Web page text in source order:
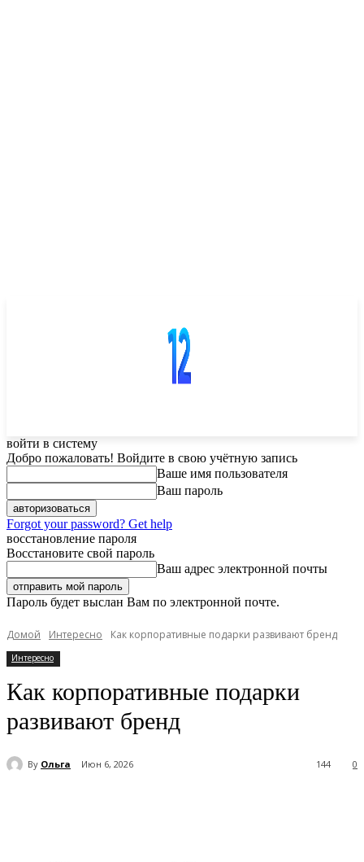
войти в систему
Добро пожаловать! Войдите в свою учётную запись
Ваше имя пользователя
Ваш пароль
Forgot your password? Get help
восстановление пароля
Восстановите свой пароль
Ваш адрес электронной почты
Пароль будет выслан Вам по электронной почте.
Домой Интересно Как корпоративные подарки развивают бренд
Интересно
Как корпоративные подарки
развивают бренд
By Ольга Июн 6, 2026 0
144